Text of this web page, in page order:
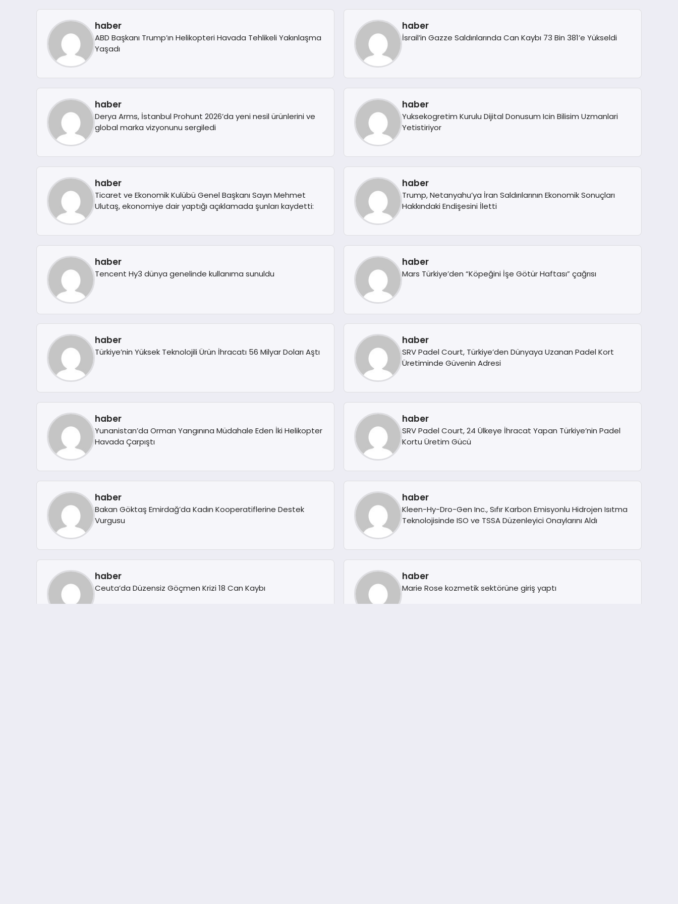
haber
ABD Başkanı Trump’ın Helikopteri Havada Tehlikeli Yakınlaşma
Yaşadı
haber
İsrail’in Gazze Saldırılarında Can Kaybı 73 Bin 381’e Yükseldi
haber
Derya Arms, İstanbul Prohunt 2026’da yeni nesil ürünlerini ve
global marka vizyonunu sergiledi
haber
Yuksekogretim Kurulu Dijital Donusum Icin Bilisim Uzmanlari
Yetistiriyor
haber
Ticaret ve Ekonomik Kulübü Genel Başkanı Sayın Mehmet
Ulutaş, ekonomiye dair yaptığı açıklamada şunları kaydetti:
haber
Trump, Netanyahu’ya İran Saldırılarının Ekonomik Sonuçları
Hakkındaki Endişesini İletti
haber
Tencent Hy3 dünya genelinde kullanıma sunuldu
haber
Mars Türkiye’den “Köpeğini İşe Götür Haftası” çağrısı
haber
Türkiye’nin Yüksek Teknolojili Ürün İhracatı 56 Milyar Doları Aştı
haber
SRV Padel Court, Türkiye’den Dünyaya Uzanan Padel Kort
Üretiminde Güvenin Adresi
haber
Yunanistan’da Orman Yangınına Müdahale Eden İki Helikopter
Havada Çarpıştı
haber
SRV Padel Court, 24 Ülkeye İhracat Yapan Türkiye’nin Padel
Kortu Üretim Gücü
haber
Bakan Göktaş Emirdağ’da Kadın Kooperatiflerine Destek
Vurgusu
haber
Kleen-Hy-Dro-Gen Inc., Sıfır Karbon Emisyonlu Hidrojen Isıtma
Teknolojisinde ISO ve TSSA Düzenleyici Onaylarını Aldı
haber
Ceuta’da Düzensiz Göçmen Krizi 18 Can Kaybı
haber
Marie Rose kozmetik sektörüne giriş yaptı